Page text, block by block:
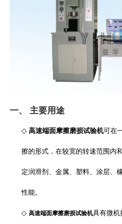
一、 主要用途
◇ 高速端面摩擦磨损试验机可在
擦的形式，在较宽的转速范围内
定润滑剂、金属、塑料、涂层、
性能。
◇ 高速端面摩擦磨损试验机具有微机